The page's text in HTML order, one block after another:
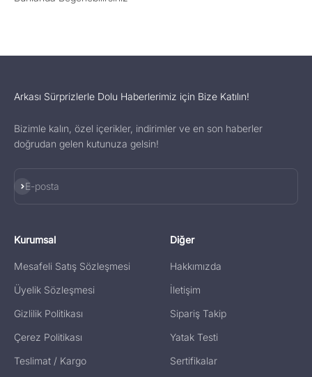
Arkası Sürprizlerle Dolu Haberlerimiz için Bize Katılın!
Bizimle kalın, özel içerikler, indirimler ve en son haberler
doğrudan gelen kutunuza gelsin!
E-posta
Abone ol
Kurumsal
Mesafeli Satış Sözleşmesi
Üyelik Sözleşmesi
Gizlilik Politikası
Çerez Politikası
Teslimat / Kargo
Diğer
Hakkımızda
İletişim
Sipariş Takip
Yatak Testi
Sertifikalar